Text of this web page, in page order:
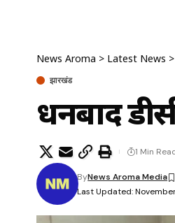
News Aroma > Latest News >
झारखंड
धनबाद
Last Updated: November
ByNews Aroma Media
1 Min